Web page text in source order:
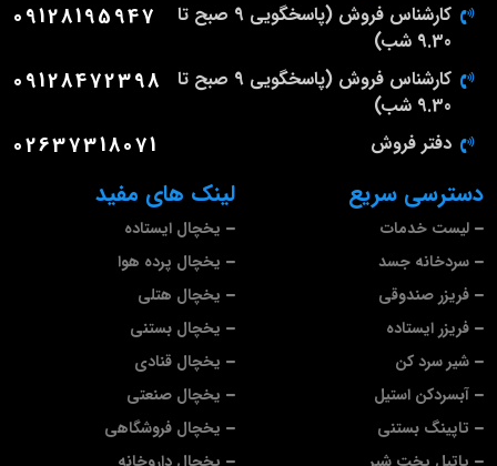
لینک های مفید
یخچال ایستاده
یخچال پرده هوا
یخچال هتلی
یخچال بستنی
یخچال قنادی
یخچال صنعتی
یخچال فروشگاهی
دسترسی سریع
لیست خدمات
سردخانه جسد
فریزر صندوقی
فریزر ایستاده
شیر سرد کن
آبسردکن استیل
تاپینگ بستنی
کارشناس فروش (پاسخگویی 9 صبح تا
9.30 شب)
09128195947
کارشناس فروش (پاسخگویی 9 صبح تا
9.30 شب)
09128472398
دفتر فروش 02637318071